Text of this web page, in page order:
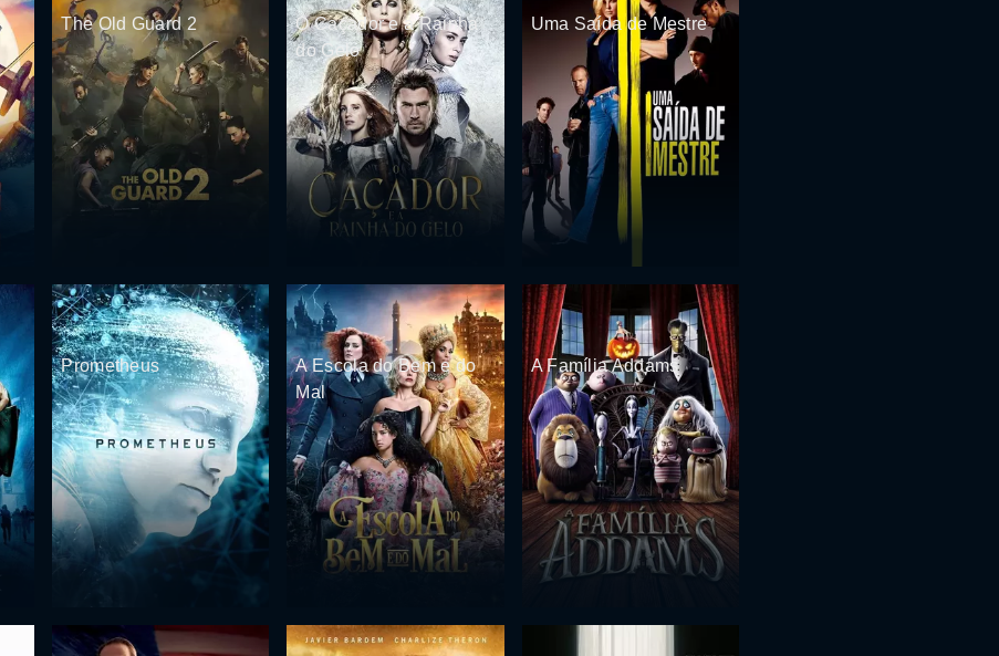
The Old Guard 2
O Caçador e a Rainha
do Gelo
Uma Saída de Mestre
Prometheus
A Escola do Bem e do
Mal
A Família Addams